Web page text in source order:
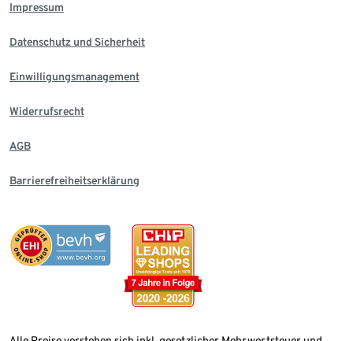
Impressum
Datenschutz und Sicherheit
Einwilligungsmanagement
Widerrufsrecht
AGB
Barrierefreiheitserklärung